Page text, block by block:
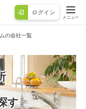
ログイン
メニュー
の会社一覧
す